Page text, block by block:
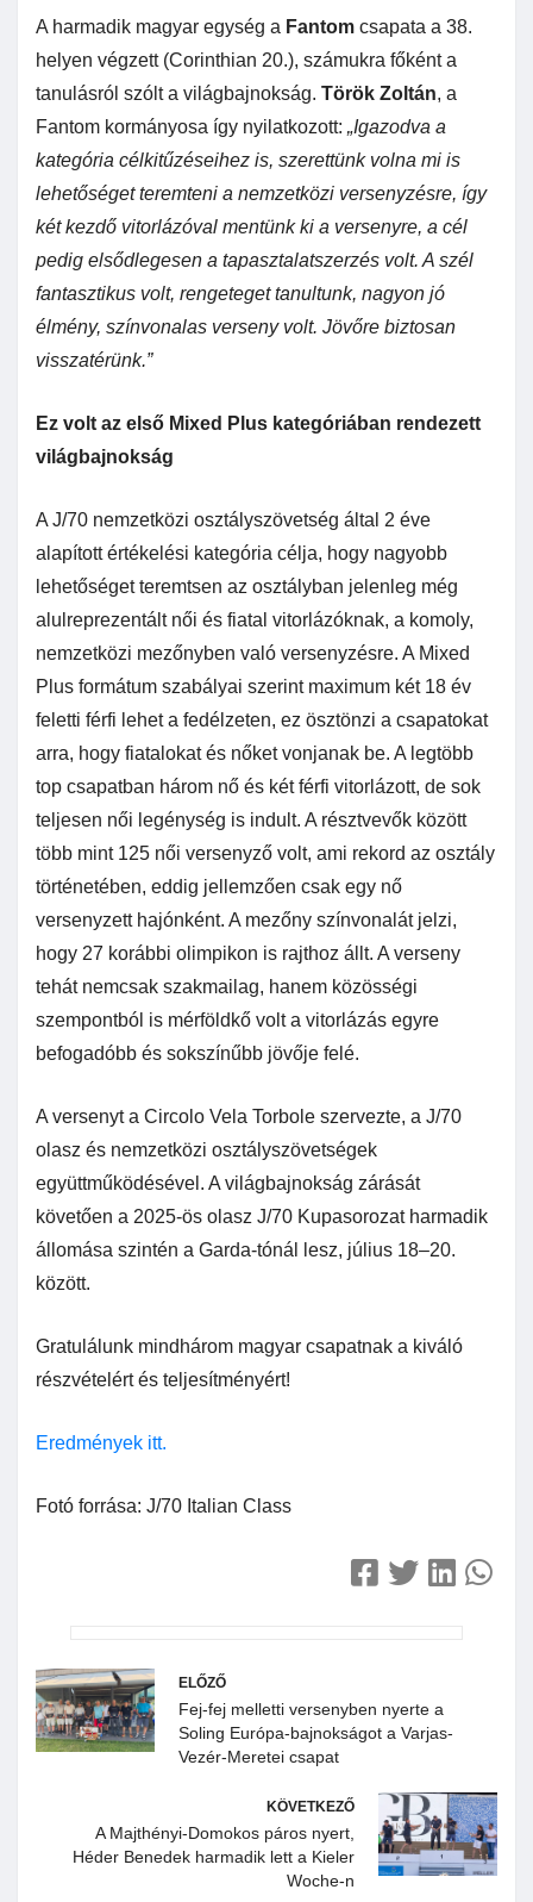
A harmadik magyar egység a Fantom csapata a 38.
helyen végzett (Corinthian 20.), számukra főként a
tanulásról szólt a világbajnokság. Török Zoltán, a
Fantom kormányosa így nyilatkozott: „Igazodva a
kategória célkitűzéseihez is, szerettünk volna mi is
lehetőséget teremteni a nemzetközi versenyzésre, így
két kezdő vitorlázóval mentünk ki a versenyre, a cél
pedig elsődlegesen a tapasztalatszerzés volt. A szél
fantasztikus volt, rengeteget tanultunk, nagyon jó
élmény, színvonalas verseny volt. Jövőre biztosan
visszatérünk.”
Ez volt az első Mixed Plus kategóriában rendezett
világbajnokság
A J/70 nemzetközi osztályszövetség által 2 éve
alapított értékelési kategória célja, hogy nagyobb
lehetőséget teremtsen az osztályban jelenleg még
alulreprezentált női és fiatal vitorlázóknak, a komoly,
nemzetközi mezőnyben való versenyzésre. A Mixed
Plus formátum szabályai szerint maximum két 18 év
feletti férfi lehet a fedélzeten, ez ösztönzi a csapatokat
arra, hogy fiatalokat és nőket vonjanak be. A legtöbb
top csapatban három nő és két férfi vitorlázott, de sok
teljesen női legénység is indult. A résztvevők között
több mint 125 női versenyző volt, ami rekord az osztály
történetében, eddig jellemzően csak egy nő
versenyzett hajónként. A mezőny színvonalát jelzi,
hogy 27 korábbi olimpikon is rajthoz állt. A verseny
tehát nemcsak szakmailag, hanem közösségi
szempontból is mérföldkő volt a vitorlázás egyre
befogadóbb és sokszínűbb jövője felé.
A versenyt a Circolo Vela Torbole szervezte, a J/70
olasz és nemzetközi osztályszövetségek
együttműködésével. A világbajnokság zárását
követően a 2025-ös olasz J/70 Kupasorozat harmadik
állomása szintén a Garda-tónál lesz, július 18–20.
között.
Gratulálunk mindhárom magyar csapatnak a kiváló
részvételért és teljesítményért!
Eredmények itt.
Fotó forrása: J/70 Italian Class
ELŐZŐ
Fej-fej melletti versenyben nyerte a
Soling Európa-bajnokságot a Varjas-
Vezér-Meretei csapat
KÖVETKEZŐ
A Majthényi-Domokos páros nyert,
Héder Benedek harmadik lett a Kieler
Woche-n